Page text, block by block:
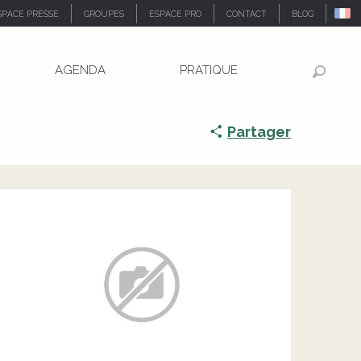
PRESSE GROUPES ESPACE PRO CONTACT BLOG
AGENDA PRATIQUE
Partager